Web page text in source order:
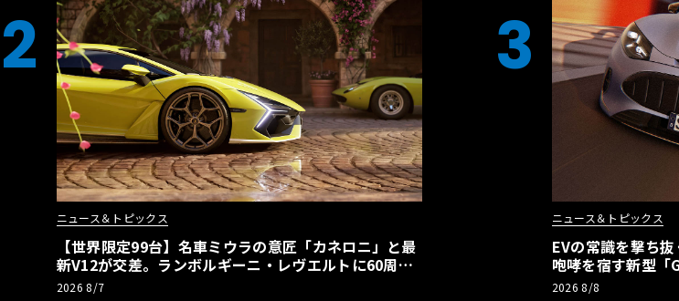
2
ニュース＆トピックス
【世界限定99台】名車ミウラの意匠「カネロニ」と最
新V12が交差。ランボルギーニ・レヴエルトに60周年
記念車が登場
2026 8/7
3
ニュース＆トピックス
EVの常識を撃ち
咆哮を宿す新型「
2026 8/8